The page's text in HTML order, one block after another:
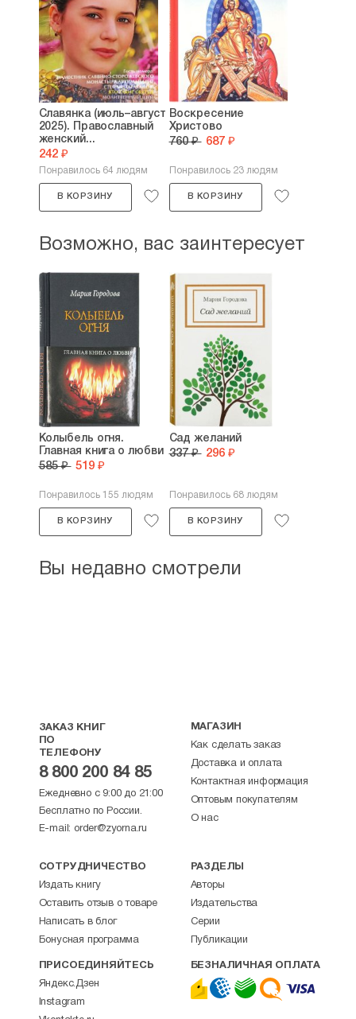
Славянка (июль–август
2025). Православный
женский...
242 ₽
Понравилось 64 людям
В КОРЗИНУ
Воскресение
Христово
760 ₽ 687 ₽
Понравилось 23 людям
В КОРЗИНУ
Возможно, вас заинтересует
Колыбель огня.
Главная книга о любви
585 ₽ 519 ₽
Понравилось 155 людям
В КОРЗИНУ
Сад желаний
337 ₽ 296 ₽
Понравилось 68 людям
В КОРЗИНУ
Вы недавно смотрели
ЗАКАЗ КНИГ
ПО
ТЕЛЕФОНУ
8 800 200 84 85
Ежедневно с 9:00 до 21:00
Бесплатно по России.
E-mail: order@zyorna.ru
МАГАЗИН
Как сделать заказ
Доставка и оплата
Контактная информация
Оптовым покупателям
О нас
СОТРУДНИЧЕСТВО
Издать книгу
Оставить отзыв о товаре
Написать в блог
Бонусная программа
РАЗДЕЛЫ
Авторы
Издательства
Серии
Публикации
ПРИСОЕДИНЯЙТЕСЬ
Яндекс.Дзен
Instagram
БЕЗНАЛИЧНАЯ ОПЛАТА